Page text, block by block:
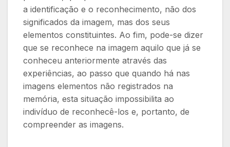
a identificação e o reconhecimento, não dos
significados da imagem, mas dos seus
elementos constituintes. Ao fim, pode-se dizer
que se reconhece na imagem aquilo que já se
conheceu anteriormente através das
experiências, ao passo que quando há nas
imagens elementos não registrados na
memória, esta situação impossibilita ao
indivíduo de reconhecê-los e, portanto, de
compreender as imagens.